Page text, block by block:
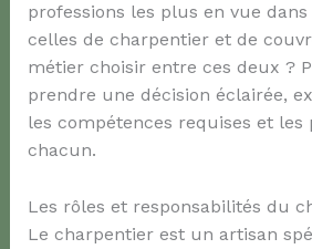
professions les plus en vue
celles de charpentier et de
métier choisir entre ces deux ?
prendre une décision éclairée,
les compétences requises et les
chacun.
Les rôles et responsabilités du
Le charpentier est un artisan